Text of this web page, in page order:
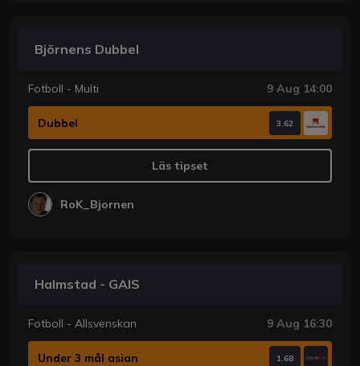
Björnens Dubbel
Fotboll - Multi 9 Aug 14:00
Dubbel 3.62
Läs tipset
RoK_Bjornen
Halmstad - GAIS
Fotboll - Allsvenskan 9 Aug 16:30
Under 3 mål asian 1.68